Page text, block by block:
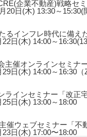
企業不動産)戦略セ
20日(木) 13:30～15:30(
るインフレ時代に備え
日(木) 14:00～
主催オンラインセミナ
日(木) 14:00～16:30
ラインセミナー「改正
日(木) 13:00～18:00
催ウェブセミナー「不
日(木) 17:00〜18:00